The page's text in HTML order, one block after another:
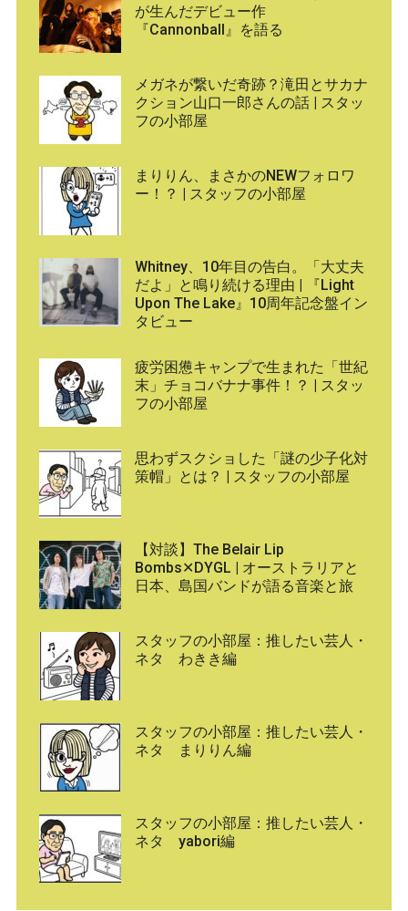
が生んだデビュー作
『Cannonball』を語る
メガネが繋いだ奇跡？滝田とサカナ
クション山口一郎さんの話 | スタッ
フの小部屋
まりりん、まさかのNEWフォロワ
ー！？ | スタッフの小部屋
Whitney、10年目の告白。「大丈夫
だよ」と鳴り続ける理由 | 『Light
Upon The Lake』10周年記念盤イン
タビュー
疲労困憊キャンプで生まれた「世紀
末」チョコバナナ事件！？ | スタッ
フの小部屋
思わずスクショした「謎の少子化対
策帽」とは？ | スタッフの小部屋
【対談】The Belair Lip
Bombs✕DYGL | オーストラリアと
日本、島国バンドが語る音楽と旅
スタッフの小部屋：推したい芸人・
ネタ わきき編
スタッフの小部屋：推したい芸人・
ネタ まりりん編
スタッフの小部屋：推したい芸人・
ネタ yabori編